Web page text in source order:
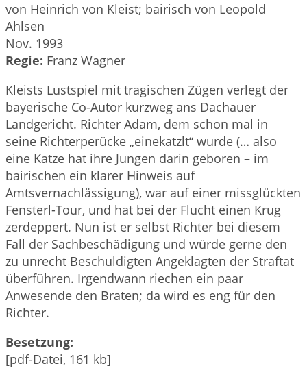
von Heinrich von Kleist; bairisch von Leopold
Ahlsen
Nov. 1993
Regie: Franz Wagner
Kleists Lustspiel mit tragischen Zügen verlegt der
bayerische Co-Autor kurzweg ans Dachauer
Landgericht. Richter Adam, dem schon mal in
seine Richterperücke „einekatzlt“ wurde (… also
eine Katze hat ihre Jungen darin geboren – im
bairischen ein klarer Hinweis auf
Amtsvernachlässigung), war auf einer missglückten
Fensterl-Tour, und hat bei der Flucht einen Krug
zerdeppert. Nun ist er selbst Richter bei diesem
Fall der Sachbeschädigung und würde gerne den
zu unrecht Beschuldigten Angeklagten der Straftat
überführen. Irgendwann riechen ein paar
Anwesende den Braten; da wird es eng für den
Richter.
Besetzung:
[pdf-Datei, 161 kb]